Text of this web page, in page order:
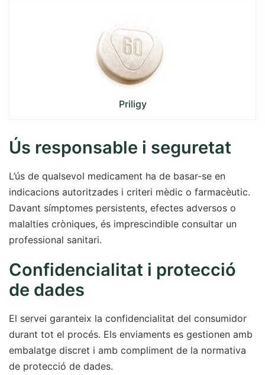
Priligy
Ús responsable i seguretat
L’ús de qualsevol medicament ha de basar-se en
indicacions autoritzades i criteri mèdic o farmacèutic.
Davant símptomes persistents, efectes adversos o
malalties cròniques, és imprescindible consultar un
professional sanitari.
Confidencialitat i protecció
de dades
El servei garanteix la confidencialitat del consumidor
durant tot el procés. Els enviaments es gestionen amb
embalatge discret i amb compliment de la normativa
de protecció de dades.